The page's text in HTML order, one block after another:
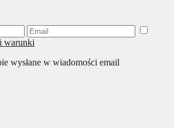
warunki
wysłane w wiadomości email